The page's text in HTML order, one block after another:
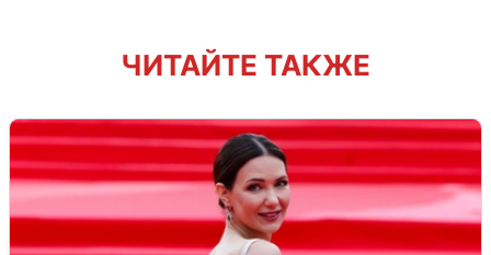
ЧИТАЙТЕ ТАКЖЕ